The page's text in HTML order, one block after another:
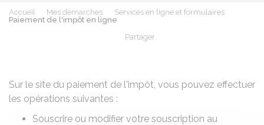
Accueil Mes démarches
Services en ligne et formulaires
Paiement de l'impôt en ligne
Partager
Sur le site du paiement de l'impôt, vous pouvez effectuer
les opérations suivantes :
Souscrire ou modifier votre souscription au